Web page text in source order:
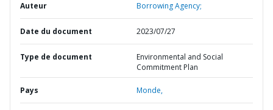
Auteur Borrowing Agency;
Date du document 2023/07/27
Type de document
Environmental and Social
Commitment Plan
Pays Monde,